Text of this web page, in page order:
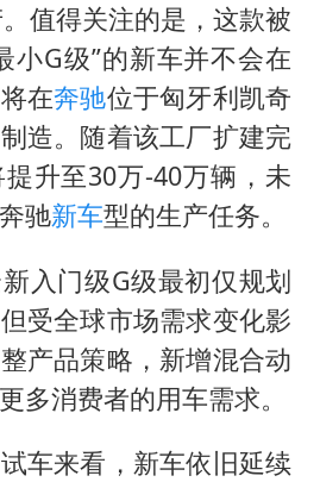
周星驰妈妈现身香港首映礼
上海地铁4条线路全线停运
4.2平卫生间补漏注胶花1.55万
56岁刘奕君跟13岁女儿合跳
三预警齐发 11个省份有大到暴雨
梅婷12岁女儿百花奖发言
从科技创新看开局起步的时与势
值得关注的是，这款被
小G级”的新车并不会在
在奔驰位于匈牙利凯奇
造。随着该工厂扩建完
升至30万-40万辆，未
驰新车型的生产任务。
入门级G级最初仅规划
受全球市场需求变化影
产品策略，新增混合动
多消费者的用车需求。
车来看，新车依旧延续